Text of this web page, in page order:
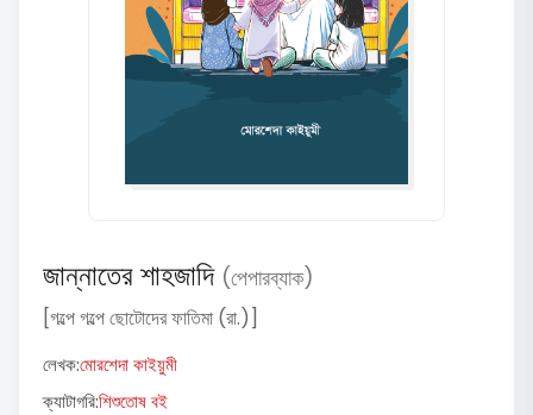
জান্নাতের শাহজাদি (পেপারব্যাক)
[গল্পে গল্পে ছোটোদের ফাতিমা (রা.)]
লেখক:মোরশেদা কাইয়ুমী
ক্যাটাগরি:শিশুতোষ বই